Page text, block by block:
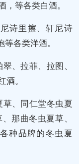
等各类白酒。
诗里擦、轩尼诗
各类洋酒。
、拉菲、拉图、
。
、同仁堂冬虫夏
那曲冬虫夏草、
种品牌的冬虫夏